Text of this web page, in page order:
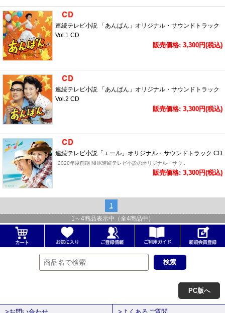
連続テレビ小説 「あんぱん」オリジナル・サウンドトラック
Vol.1 CD
販売価格: 3,300円(税込)
連続テレビ小説 「あんぱん」オリジナル・サウンドトラック
Vol.2 CD
販売価格: 3,300円(税込)
連続テレビ小説「エール」オリジナル・サウンドトラック CD
2020年度前期 NHK連続テレビ小説のオリジナル・サウ..
販売価格: 3,300円(税込)
1
1 ～ 4商品表示中（全4商品中）
PC版へ